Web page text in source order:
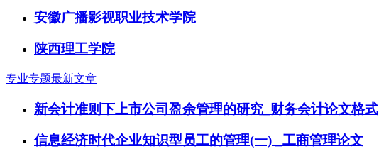
安徽广播影视职业技术学院
陕西理工学院
专业专题最新文章
新会计准则下上市公司盈余管理的研究_财务会计论文格式
信息经济时代企业知识型员工的管理(一) _工商管理论文